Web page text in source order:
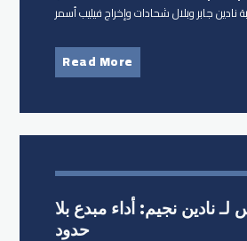
Read More
نادين نجيم: أداء مبدع بلا
حدود